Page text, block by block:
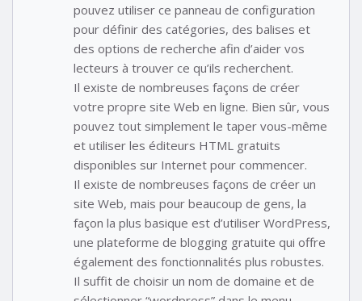
pouvez utiliser ce panneau de configuration
pour définir des catégories, des balises et
des options de recherche afin d’aider vos
lecteurs à trouver ce qu’ils recherchent.
Il existe de nombreuses façons de créer
votre propre site Web en ligne. Bien sûr, vous
pouvez tout simplement le taper vous-même
et utiliser les éditeurs HTML gratuits
disponibles sur Internet pour commencer.
Il existe de nombreuses façons de créer un
site Web, mais pour beaucoup de gens, la
façon la plus basique est d’utiliser WordPress,
une plateforme de blogging gratuite qui offre
également des fonctionnalités plus robustes.
Il suffit de choisir un nom de domaine et de